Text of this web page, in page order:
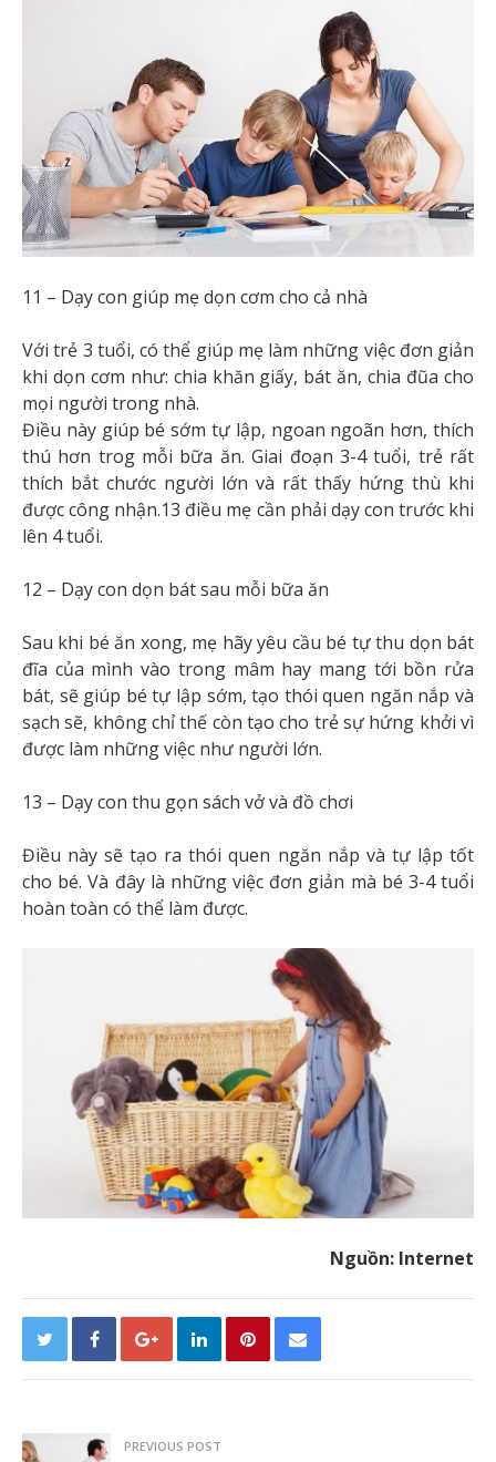
11 – Dạy con giúp mẹ dọn cơm cho cả nhà
Với trẻ 3 tuổi, có thể giúp mẹ làm những việc đơn giản
khi dọn cơm như: chia khăn giấy, bát ăn, chia đũa cho
mọi người trong nhà.
Điều này giúp bé sớm tự lập, ngoan ngoãn hơn, thích
thú hơn trog mỗi bữa ăn. Giai đoạn 3-4 tuổi, trẻ rất
thích bắt chước người lớn và rất thấy hứng thù khi
được công nhận.13 điều mẹ cần phải dạy con trước khi
lên 4 tuổi.
12 – Dạy con dọn bát sau mỗi bữa ăn
Sau khi bé ăn xong, mẹ hãy yêu cầu bé tự thu dọn bát
đĩa của mình vào trong mâm hay mang tới bồn rửa
bát, sẽ giúp bé tự lập sớm, tạo thói quen ngăn nắp và
sạch sẽ, không chỉ thế còn tạo cho trẻ sự hứng khởi vì
được làm những việc như người lớn.
13 – Dạy con thu gọn sách vở và đồ chơi
Điều này sẽ tạo ra thói quen ngăn nắp và tự lập tốt
cho bé. Và đây là những việc đơn giản mà bé 3-4 tuổi
hoàn toàn có thể làm được.
Nguồn: Internet
PREVIOUS POST